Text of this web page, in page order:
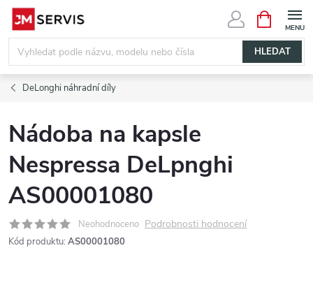
Přejít
obsah
HLEDAT
NÁKUPNÍ
KOŠÍK
DeLonghi náhradní díly
Nádoba na kapsle
Nespressa DeLpnghi
AS00001080
Neohodnoceno Podrobnosti hodnocení
Kód produktu: AS00001080